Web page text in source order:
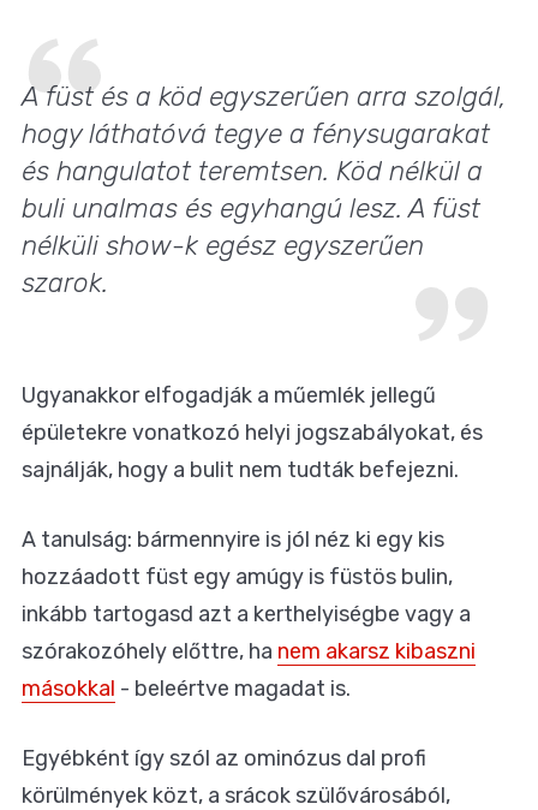
A füst és a köd egyszerűen arra szolgál,
hogy láthatóvá tegye a fénysugarakat
és hangulatot teremtsen. Köd nélkül a
buli unalmas és egyhangú lesz. A füst
nélküli show-k egész egyszerűen
szarok.
Ugyanakkor elfogadják a műemlék jellegű
épületekre vonatkozó helyi jogszabályokat, és
sajnálják, hogy a bulit nem tudták befejezni.
A tanulság: bármennyire is jól néz ki egy kis
hozzáadott füst egy amúgy is füstös bulin,
inkább tartogasd azt a kerthelyiségbe vagy a
szórakozóhely előttre, ha nem akarsz kibaszni
másokkal - beleértve magadat is.
Egyébként így szól az ominózus dal profi
körülmények közt, a srácok szülővárosából,